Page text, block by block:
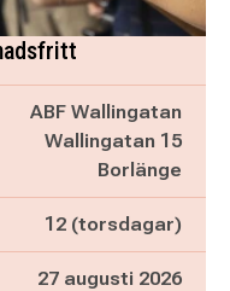
ABF Wallingatan
Wallingatan 15
Borlänge
12 (torsdagar)
27 augusti 2026